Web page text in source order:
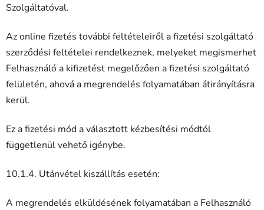
Szolgáltatóval.
Az online fizetés további feltételeiről a fizetési szolgáltató
szerződési feltételei rendelkeznek, melyeket megismerhet
Felhasználó a kifizetést megelőzően a fizetési szolgáltató
felületén, ahová a megrendelés folyamatában átirányításra
kerül.
Ez a fizetési mód a választott kézbesítési módtól
függetlenül vehető igénybe.
10.1.4. Utánvétel kiszállítás esetén:
A megrendelés elküldésének folyamatában a Felhasználó